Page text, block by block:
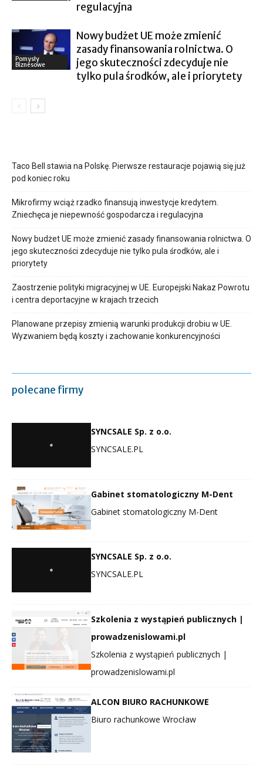
regulacyjna
Pomysły
Biznesowe
Nowy budżet UE może zmienić
zasady finansowania rolnictwa. O
jego skuteczności zdecyduje nie
tylko pula środków, ale i priorytety
Taco Bell stawia na Polskę. Pierwsze restauracje pojawią się już
pod koniec roku
Mikrofirmy wciąż rzadko finansują inwestycje kredytem.
Zniechęca je niepewność gospodarcza i regulacyjna
Nowy budżet UE może zmienić zasady finansowania rolnictwa. O
jego skuteczności zdecyduje nie tylko pula środków, ale i
priorytety
Zaostrzenie polityki migracyjnej w UE. Europejski Nakaz Powrotu
i centra deportacyjne w krajach trzecich
Planowane przepisy zmienią warunki produkcji drobiu w UE.
Wyzwaniem będą koszty i zachowanie konkurencyjności
polecane firmy
SYNCSALE Sp. z o.o.
SYNCSALE.PL
Gabinet stomatologiczny M-Dent
Gabinet stomatologiczny M-Dent
SYNCSALE Sp. z o.o.
SYNCSALE.PL
Szkolenia z wystąpień publicznych |
prowadzenislowami.pl
Szkolenia z wystąpień publicznych |
prowadzenislowami.pl
ALCON BIURO RACHUNKOWE
Biuro rachunkowe Wrocław